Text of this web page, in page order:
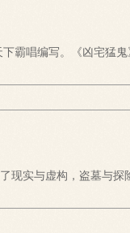
下霸唱编写。《凶宅猛
现实与虚构，盗墓与